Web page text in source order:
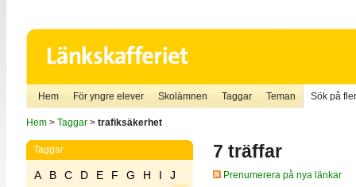
Hem För yngre elever Skolämnen Taggar Teman Sök på
Hem> Taggar> trafiksäkerhet
Taggar
A B C D E F G H I
J
7 träffar
Prenumerera på nya länkar